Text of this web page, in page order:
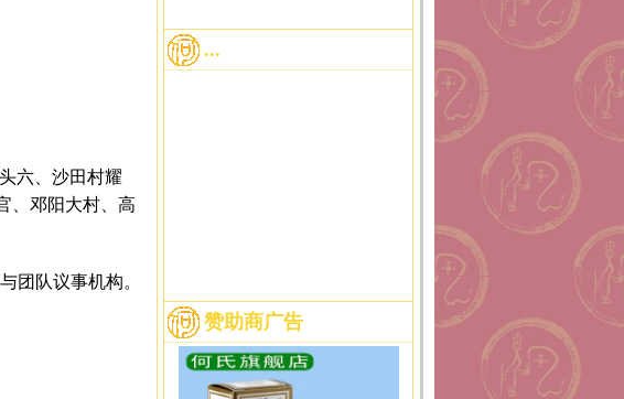
六、沙田村耀
、邓阳大村、高
团队议事机构。
...
赞助商广告